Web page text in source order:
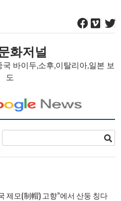
화저널
바이두,소후,이탈리아,일본 보
도
제모(制帽) 고향”에서 산둥 칭다